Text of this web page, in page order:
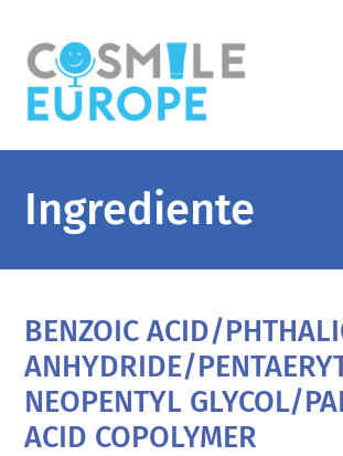
Ingrediente
BENZOIC ACID/
ANHYDRIDE/
NEOPENTYL GLYCOL/
ACID COPOLYMER